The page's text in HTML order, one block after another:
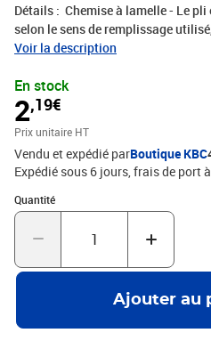
Détails : Chemise à lamelle - Le
selon le sens de remplissage
ou chronologique inversé -
80gr.) : 200 Dimensions : 24 x 32 (à plat) Matière : Carte lustrée
Voir la description
En stock
2,19€
Prix unitaire HT
Vendu et expédié parBoutique KBC
Expédié sous 6 jours, frais de port
Quantité
Quantité : 1
Ajouter au